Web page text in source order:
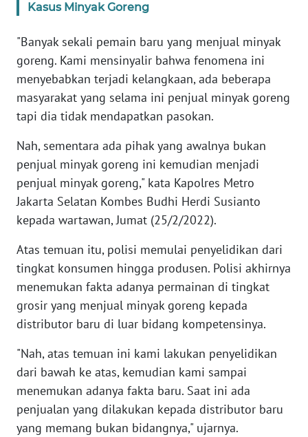
Kasus Minyak Goreng
"Banyak sekali pemain baru yang menjual minyak
goreng. Kami mensinyalir bahwa fenomena ini
menyebabkan terjadi kelangkaan, ada beberapa
masyarakat yang selama ini penjual minyak goreng
tapi dia tidak mendapatkan pasokan.
Nah, sementara ada pihak yang awalnya bukan
penjual minyak goreng ini kemudian menjadi
penjual minyak goreng," kata Kapolres Metro
Jakarta Selatan Kombes Budhi Herdi Susianto
kepada wartawan, Jumat (25/2/2022).
Atas temuan itu, polisi memulai penyelidikan dari
tingkat konsumen hingga produsen. Polisi akhirnya
menemukan fakta adanya permainan di tingkat
grosir yang menjual minyak goreng kepada
distributor baru di luar bidang kompetensinya.
"Nah, atas temuan ini kami lakukan penyelidikan
dari bawah ke atas, kemudian kami sampai
menemukan adanya fakta baru. Saat ini ada
penjualan yang dilakukan kepada distributor baru
yang memang bukan bidangnya," ujarnya.
SULTRA
WN
NTB
WN
SULTENG
WN
SULBAR
WN
BABEL
WN
SUMBAR
WN
SUMSEL
WN
BENGKULU
WN